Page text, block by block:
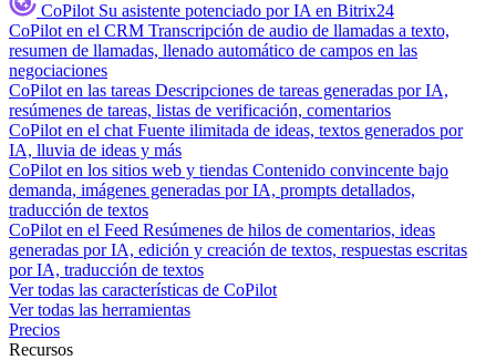
CoPilot Su asistente potenciado por IA en Bitrix24
CoPilot en el CRM Transcripción de audio de llamadas a texto,
resumen de llamadas, llenado automático de campos en las
negociaciones
CoPilot en las tareas Descripciones de tareas generadas por IA,
resúmenes de tareas, listas de verificación, comentarios
CoPilot en el chat Fuente ilimitada de ideas, textos generados por
IA, lluvia de ideas y más
CoPilot en los sitios web y tiendas Contenido convincente bajo
demanda, imágenes generadas por IA, prompts detallados,
traducción de textos
CoPilot en el Feed Resúmenes de hilos de comentarios, ideas
generadas por IA, edición y creación de textos, respuestas escritas
por IA, traducción de textos
Ver todas las características de CoPilot
Ver todas las herramientas
Precios
Recursos